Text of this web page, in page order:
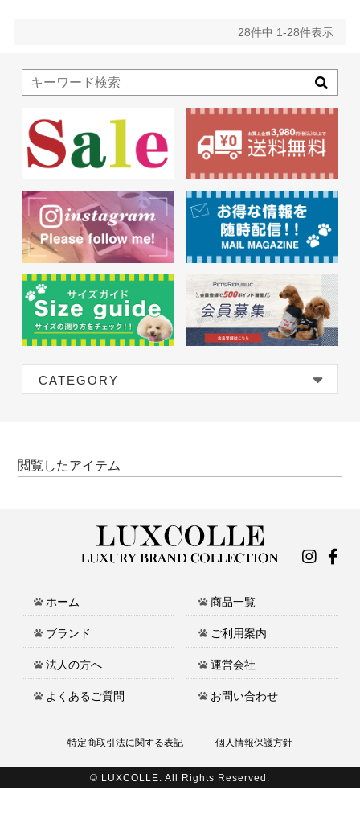
CATEGORY
28件中 1-28件表示
閲覧したアイテム
ホーム 商品一覧
ブランド ご利用案内
法人の方へ 運営会社
よくあるご質問 お問い合わせ
特定商取引法に関する表記 個人情報保護方針
© LUXCOLLE. All Rights Reserved.